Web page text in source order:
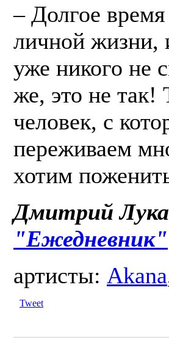
– Долгое
личной жизни,
уже никого не
же, это не так!
человек, с
переживаем
хотим
Дмитрий
"Ежедневник"
артисты: Akana
Tweet